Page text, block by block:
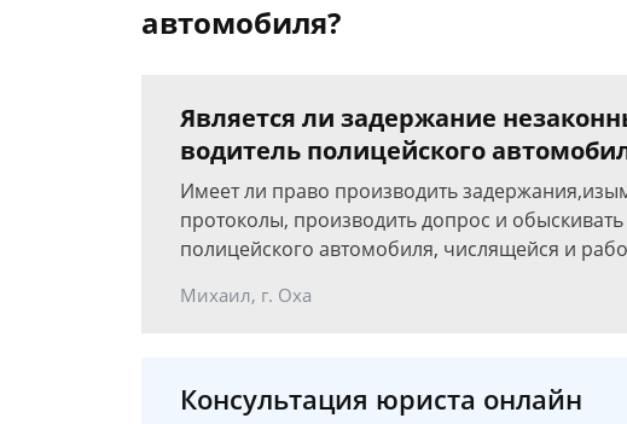
автомобиля?
Является ли задержание
водитель полицейского
Имеет ли право производить
протоколы, производить допрос и
полицейского автомобиля, числящейся и
Михаил, г. Оха
Консультация юриста онлайн